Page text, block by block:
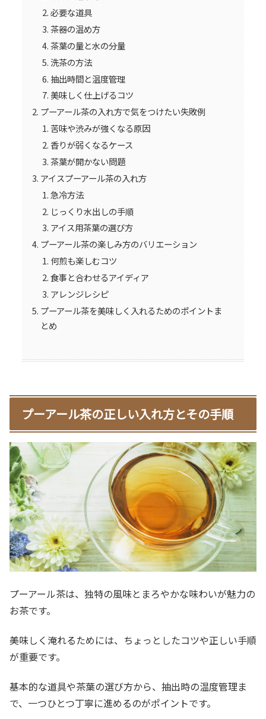
必要な道具
茶器の温め方
茶葉の量と水の分量
洗茶の方法
抽出時間と温度管理
美味しく仕上げるコツ
プーアール茶の入れ方で気をつけたい失敗例
苦味や渋みが強くなる原因
香りが弱くなるケース
茶葉が開かない問題
アイスプーアール茶の入れ方
急冷方法
じっくり水出しの手順
アイス用茶葉の選び方
プーアール茶の楽しみ方のバリエーション
何煎も楽しむコツ
食事と合わせるアイディア
アレンジレシピ
プーアール茶を美味しく入れるためのポイントま
とめ
プーアール茶の正しい入れ方とその手順
プーアール茶は、独特の風味とまろやかな味わいが魅力の
お茶です。
美味しく淹れるためには、ちょっとしたコツや正しい手順
が重要です。
基本的な道具や茶葉の選び方から、抽出時の温度管理ま
で、一つひとつ丁寧に進めるのがポイントです。